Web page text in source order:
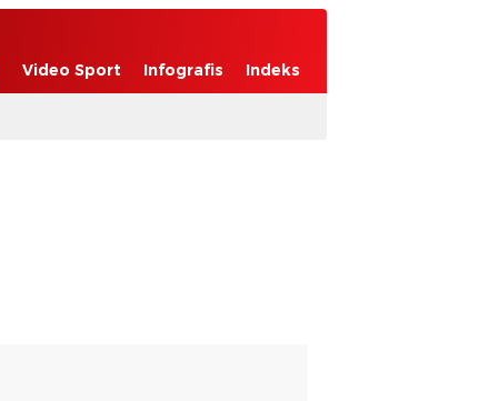
Video Sport Infografis Indeks